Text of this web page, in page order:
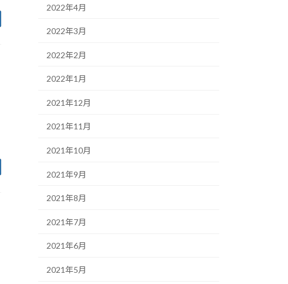
2022年4月
2022年3月
2022年2月
2022年1月
2021年12月
2021年11月
2021年10月
2021年9月
2021年8月
2021年7月
2021年6月
2021年5月